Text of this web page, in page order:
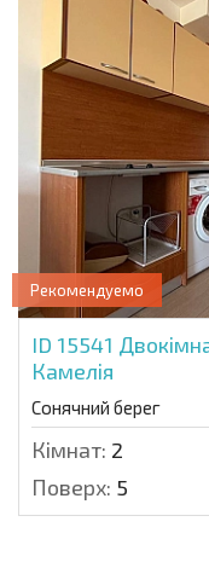
Рекомендуемо
ID 15541
Камелія
Сонячний берег
Кімнат: 2
Поверх: 5